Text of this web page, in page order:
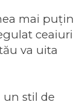
mai puțin
ceaiuri
va uita
un stil de